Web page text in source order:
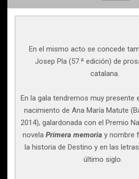
En el mismo acto se concede
Josep Pla (57.ª edición) de
catalana.
En la gala tendremos muy presente
nacimiento de Ana María Matute
2014), galardonada con el Premio
novela Primera memoria y nombre
la historia de Destino y en las
último siglo.